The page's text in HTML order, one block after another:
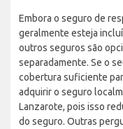
Embora o seguro de
geralmente esteja
outros seguros são
separadamente. Se o
cobertura suficiente
adquirir o seguro
Lanzarote, pois isso
do seguro. Outras